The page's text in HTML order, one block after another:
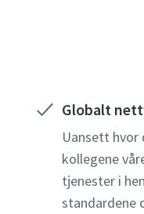
Globalt
Uansett hvor
kollegene
tjenester i
standardene